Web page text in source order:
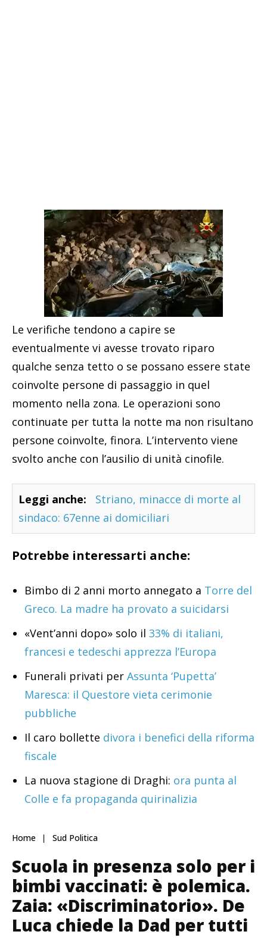
Le verifiche tendono a capire se
eventualmente vi avesse trovato riparo
qualche senza tetto o se possano essere state
coinvolte persone di passaggio in quel
momento nella zona. Le operazioni sono
continuate per tutta la notte ma non risultano
persone coinvolte, finora. L’intervento viene
svolto anche con l’ausilio di unità cinofile.
Leggi anche:
Striano, minacce di morte al
sindaco: 67enne ai domiciliari
Potrebbe interessarti anche:
Bimbo di 2 anni morto annegato a Torre del
Greco. La madre ha provato a suicidarsi
«Vent’anni dopo» solo il 33% di italiani,
francesi e tedeschi apprezza l’Europa
Funerali privati per Assunta ‘Pupetta’
Maresca: il Questore vieta cerimonie
pubbliche
Il caro bollette divora i benefici della riforma
fiscale
La nuova stagione di Draghi: ora punta al
Colle e fa propaganda quirinalizia
Home Sud Politica
Scuola in presenza solo per i
bimbi vaccinati: è polemica.
Zaia: «Discriminatorio». De
Luca chiede la Dad per tutti